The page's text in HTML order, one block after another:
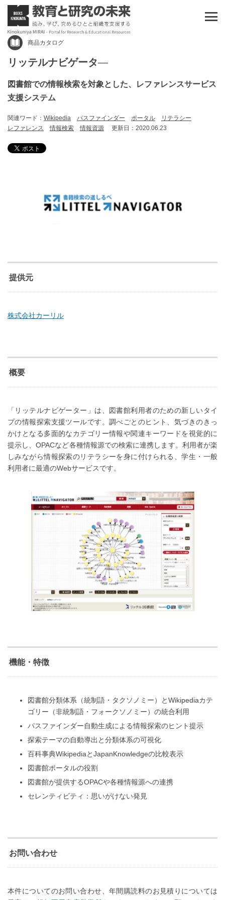
商品カタログ
リッテルナビゲータ―
図書館での情報検索を対象とした、レファレンスサービス
支援システム
関連ワード： Wikipedia パスファインダー ポータル
リテラシー
レファレンス
情報検索 情報資源 更新日：2020.06.23
提供元
株式会社カーリル
概要
「リッテルナビゲーター」は、図書館利用者のための新しいタイ
プの情報探索支援ツールです。調べごとのヒント、気づきのきっ
かけとなる多面的なカテゴリー情報や関連キーワードを視覚的に
提示し、OPACなど各種情報源での検索に連携します。利用者が楽
しみながら情報探索のリテラシーを身に付けられる、学生・一般
利用者に最適のWebサービスです。
機能・特徴
図書館分類体系（統制語・タクソノミー）とWikipediaカテ
ゴリー（非統制語・フォークソノミー）の統合利用
パスファインダー自動生成による情報探索のヒント提示
探索テーマの自動導出と分類体系の可視化
百科事典WikipediaとJapanKnowledgeの比較表示
図書館ポータルの役割
図書館が提供するOPACや各種情報源への連携
セレンティビティ：思いがけない発見
お問い合わせ
本件についてのお問い合わせ、年間購読料のお見積りについては